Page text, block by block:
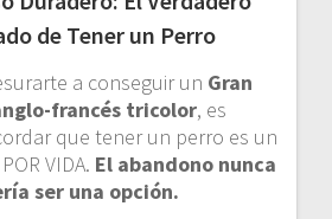
de Tener un Perro
a conseguir un Gran
francés tricolor, es
que tener un perro es un
VIDA. El abandono nunca
ser una opción.